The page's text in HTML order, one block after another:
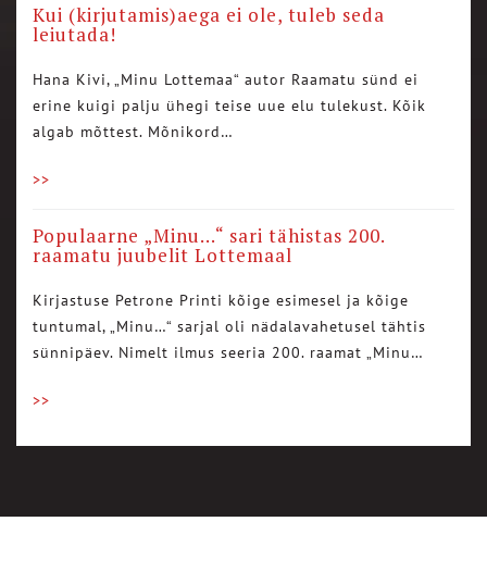
Kui (kirjutamis)aega ei ole, tuleb seda
leiutada!
Hana Kivi, „Minu Lottemaa“ autor Raamatu sünd ei
erine kuigi palju ühegi teise uue elu tulekust. Kõik
algab mõttest. Mõnikord…
>>
Populaarne „Minu…“ sari tähistas 200.
raamatu juubelit Lottemaal
Kirjastuse Petrone Printi kõige esimesel ja kõige
tuntumal, „Minu…“ sarjal oli nädalavahetusel tähtis
sünnipäev. Nimelt ilmus seeria 200. raamat „Minu…
>>